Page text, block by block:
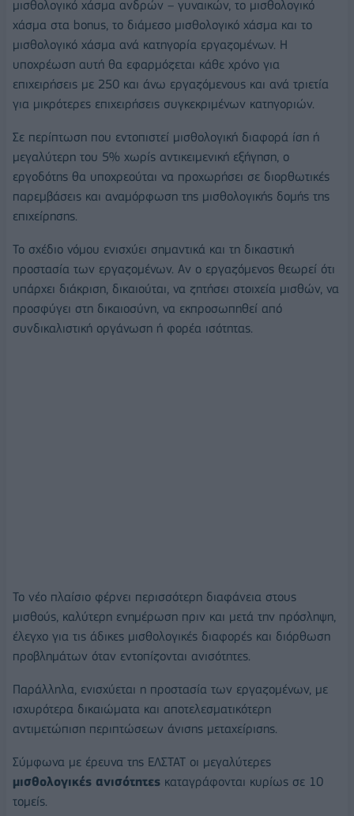
μισθολογικό χάσμα ανδρών – γυναικών, το μισθολογικό
χάσμα στα bonus, το διάμεσο μισθολογικό χάσμα και το
μισθολογικό χάσμα ανά κατηγορία εργαζομένων. Η
υποχρέωση αυτή θα εφαρμόζεται κάθε χρόνο για
επιχειρήσεις με 250 και άνω εργαζόμενους και ανά τριετία
για μικρότερες επιχειρήσεις συγκεκριμένων κατηγοριών.
Σε περίπτωση που εντοπιστεί μισθολογική διαφορά ίση ή
μεγαλύτερη του 5% χωρίς αντικειμενική εξήγηση, ο
εργοδότης θα υποχρεούται να προχωρήσει σε διορθωτικές
παρεμβάσεις και αναμόρφωση της μισθολογικής δομής της
επιχείρησης.
Το σχέδιο νόμου ενισχύει σημαντικά και τη δικαστική
προστασία των εργαζομένων. Αν ο εργαζόμενος θεωρεί ότι
υπάρχει διάκριση, δικαιούται, να ζητήσει στοιχεία μισθών, να
προσφύγει στη δικαιοσύνη, να εκπροσωπηθεί από
συνδικαλιστική οργάνωση ή φορέα ισότητας.
Το νέο πλαίσιο φέρνει περισσότερη διαφάνεια στους
μισθούς, καλύτερη ενημέρωση πριν και μετά την πρόσληψη,
έλεγχο για τις άδικες μισθολογικές διαφορές και διόρθωση
προβλημάτων όταν εντοπίζονται ανισότητες.
Παράλληλα, ενισχύεται η προστασία των εργαζομένων, με
ισχυρότερα δικαιώματα και αποτελεσματικότερη
αντιμετώπιση περιπτώσεων άνισης μεταχείρισης.
Σύμφωνα με έρευνα της ΕΛΣΤΑΤ οι μεγαλύτερες
μισθολογικές ανισότητες καταγράφονται κυρίως σε 10
τομείς.